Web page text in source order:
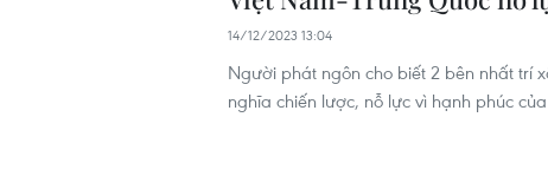
14/12/2023 13:04
Người phát ngôn cho biết 2 bên nhất trí
nghĩa chiến lược, nỗ lực vì hạnh phúc